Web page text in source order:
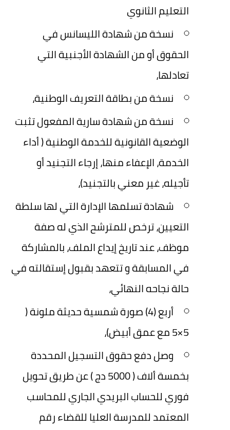
التعليم الثانوي
نسخة من شهادة الليسانس في
الحقوق أو من الشهادة الأجنبية التي
تعادلها،
نسخة من بطاقة التعريف الوطنية،
نسخة من شهادة سارية المفعول تثبت
الوضعية القانونية للخدمة الوطنية ( أداء
الخدمة، الإعفاء منها، إرجاء التجنيد أو
تأجيله، غير معني بالتجنيد)،
شهادة تسلمها الإدارة التي لها سلطة
التعيين، ترخص للمترشح الذي له صفة
موظف، عند تاريخ إيداع الملف، بالمشاركة
في المسابقة و تتعهد بقبول إستقالته في
حالة نجاحه النهائي،
أربع (4) صورة شمسية حديثة ملونة (
5×5 مع عمق أبيض)،
وصل دفع حقوق التسجيل المحددة
بخمسة ألاف ( 5000 دج ) عن طريق تحويل
فوري للحساب البريدي الجاري للمحاسب
المعتمد للمدرسة العليا للقضاء رقم